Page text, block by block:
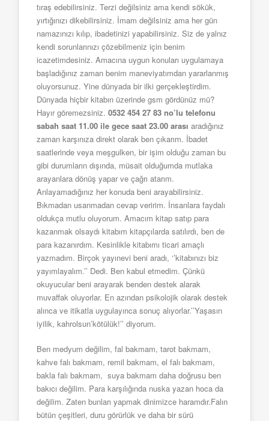
tıraş edebilirsiniz. Terzi değilsiniz ama kendi sökük,
yırtığınızı dikebilirsiniz. İmam değilsiniz ama her gün
namazınızı kılıp, ibadetinizi yapabilirsiniz. Siz de yalnız
kendi sorunlarınızı çözebilmeniz için benim
icazetimdesiniz. Amacına uygun konuları uygulamaya
başladığınız zaman benim maneviyatımdan yararlanmış
oluyorsunuz. Yine dünyada bir ilki gerçekleştirdim.
Dünyada hiçbir kitabın üzerinde gsm gördünüz mü?
Hayır göremezsiniz. 0532 454 27 83 no’lu telefonu
sabah saat 11.00 ile gece saat 23.00 arası aradığınız
zaman karşınıza direkt olarak ben çıkarım. İbadet
saatlerinde veya meşgulken, bir işim olduğu zaman bu
gibi durumların dışında, müsait olduğumda mutlaka
arayanlara dönüş yapar ve çağrı atarım.
Anlayamadığınız her konuda beni arayabilirsiniz.
Bıkmadan usanmadan cevap veririm. İnsanlara faydalı
oldukça mutlu oluyorum. Amacım kitap satıp para
kazanmak olsaydı kitabım kitapçılarda satılırdı, ben de
para kazanırdım. Kesinlikle kitabımı ticari amaçlı
yazmadım. Birçok yayınevi beni aradı, ‘’kitabınızı biz
yayımlayalım.’’ Dedi. Ben kabul etmedim. Çünkü
okuyucular beni arayarak benden destek alarak
muvaffak oluyorlar. En azından psikolojik olarak destek
alınca ve itikatla uygulayınca sonuç alıyorlar.’’Yaşasın
iyilik, kahrolsun’kötülük!’’ diyorum.
Ben medyum değilim, fal bakmam, tarot bakmam,
kahve falı bakmam, remil bakmam, el falı bakmam,
bakla falı bakmam, suya bakmam daha doğrusu ben
bakıcı değilim. Para karşılığında nuska yazan hoca da
değilim. Zaten bunları yapmak dinimizce haramdır.Falın
bütün çeşitleri, duru görürlük ve daha bir sürü